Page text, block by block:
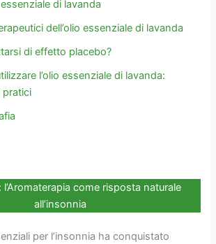
essenziale di lavanda
dell’olio essenziale di lavanda
di effetto placebo?
l’olio essenziale di lavanda:
pratici
come risposta naturale
all’insonnia
per l’insonnia ha conquistato